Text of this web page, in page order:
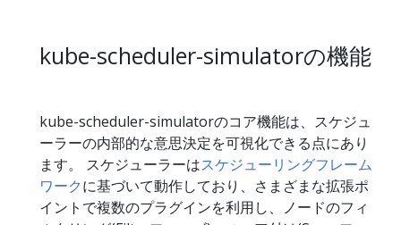
kube-scheduler-simulatorの機能
kube-scheduler-simulatorのコア機能は、スケジュ
ーラーの内部的な意思決定を可視化できる点にあり
ます。 スケジューラーはスケジューリングフレーム
ワークに基づいて動作しており、さまざまな拡張ポ
イントで複数のプラグインを利用し、ノードのフィ